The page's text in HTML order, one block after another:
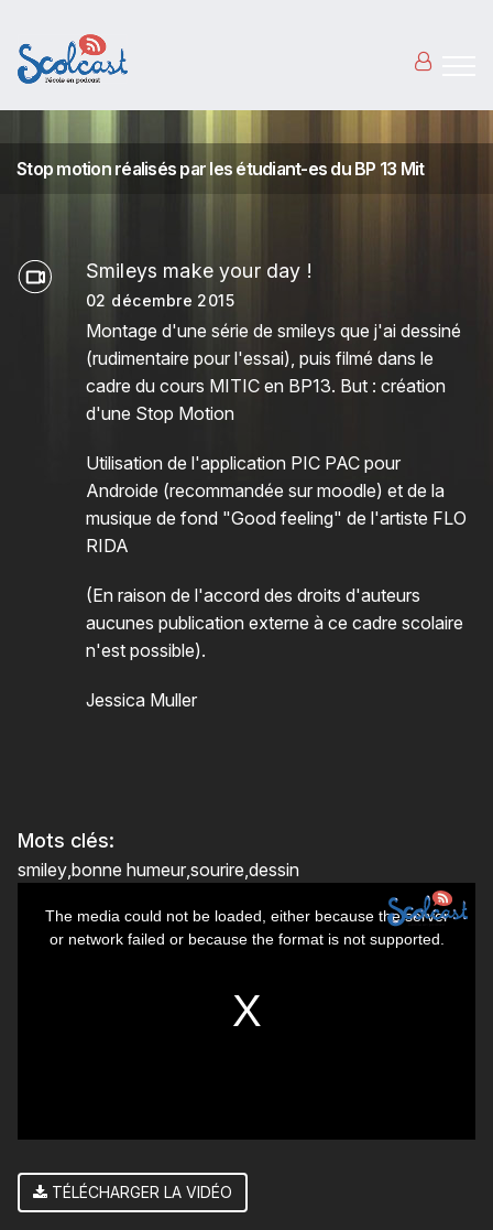
Stop motion réalisés par les étudiant-es du BP 13 Mit
Smileys make your day !
02 décembre 2015
Montage d'une série de smileys que j'ai dessiné
(rudimentaire pour l'essai), puis filmé dans le
cadre du cours MITIC en BP13. But : création
d'une Stop Motion
Utilisation de l'application PIC PAC pour
Androide (recommandée sur moodle) et de la
musique de fond "Good feeling" de l'artiste FLO
RIDA
(En raison de l'accord des droits d'auteurs
aucunes publication externe à ce cadre scolaire
n'est possible).
Jessica Muller
Mots clés:
smiley bonne humeur sourire dessin
The media could not be loaded, either because the server
or network failed or because the format is not supported.
TÉLÉCHARGER LA VIDÉO